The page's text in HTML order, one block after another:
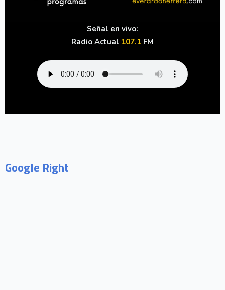
Señal en vivo:
Radio Actual 107.1 FM
Google Right